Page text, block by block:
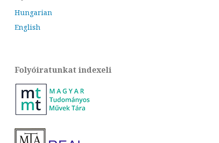
Hungarian
English
Folyóiratunkat indexeli